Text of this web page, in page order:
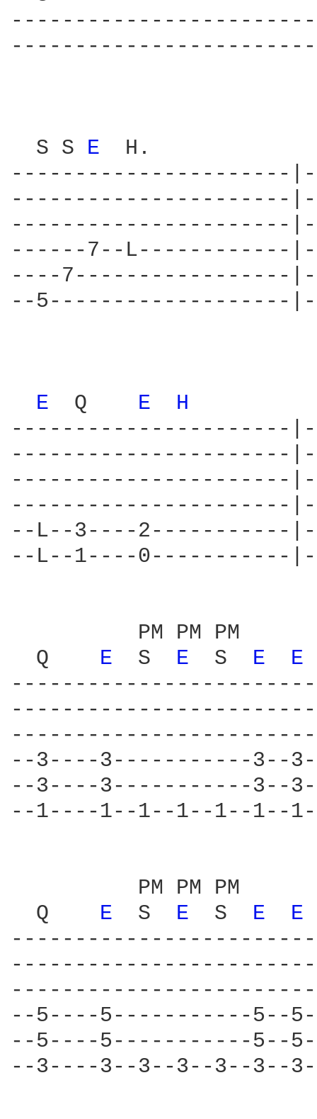
  S S
E
----------------------
----------------------
----------------------
------7--L------------
----7-----------------
--5-------------------
E
Q E H
----------------------
----------------------
----------------------
----------------------
--L--3----2-----------
--L--1----0-----------
PM PM PM
  Q
E S E S E E
--3----3-----------3--
--3----3-----------3--
--1----1--1--1--1--
PM PM PM
  Q
E S E S E E
--5----5-----------5--
--5----5-----------5--
--3----3--3--3--3--3--